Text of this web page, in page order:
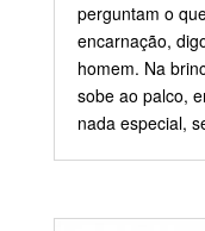
perguntam o
encarnação,
homem. Na
sobe ao palco,
nada especial,